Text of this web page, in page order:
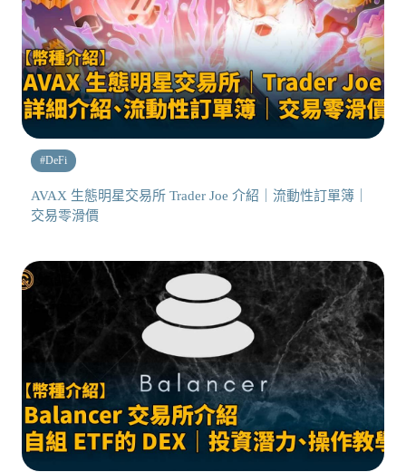
#DeFi
AVAX 生態明星交易所 Trader Joe 介紹｜流動性訂單簿｜
交易零滑價